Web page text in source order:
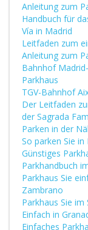
Anleitung zum
Handbuch für
Vía in Madrid
Leitfaden zum
Anleitung zum
Bahnhof
Parkhaus
TGV-Bahnhof
Der Leitfaden
der Sagrada
Parken in der
So parken Sie
Günstiges
Parkhandbuch
Parkhaus Sie
Zambrano
Parkhaus Sie
Einfach in
Einfaches